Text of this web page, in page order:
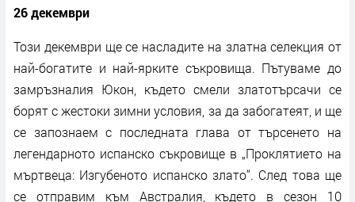
26 декември
Този декември ще се насладите на златна селекция от
най-богатите и най-ярките съкровища. Пътуваме до
замръзналия Юкон, където смели златотърсачи се
борят с жестоки зимни условия, за да забогатеят, и ще
се запознаем с последната глава от търсенето на
легендарното испанско съкровище в „Проклятието на
мъртвеца: Изгубеното испанско злато“. След това ще
се отправим към Австралия, където в сезон 10